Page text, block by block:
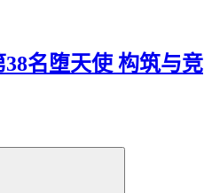
38名堕天使 构筑与竞